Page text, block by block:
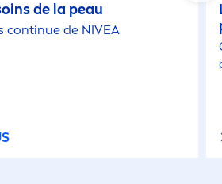
de la peau
continue de NIVEA